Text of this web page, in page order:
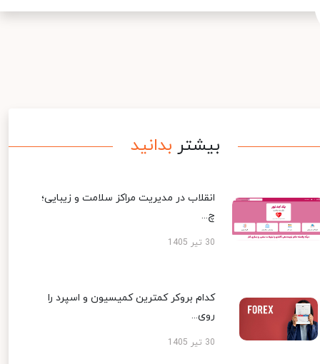
بیشتر بدانید
انقلاب در مدیریت مراکز سلامت و زیبایی؛
چ...
30 تیر 1405
کدام بروکر کمترین کمیسیون و اسپرد را
روی...
30 تیر 1405